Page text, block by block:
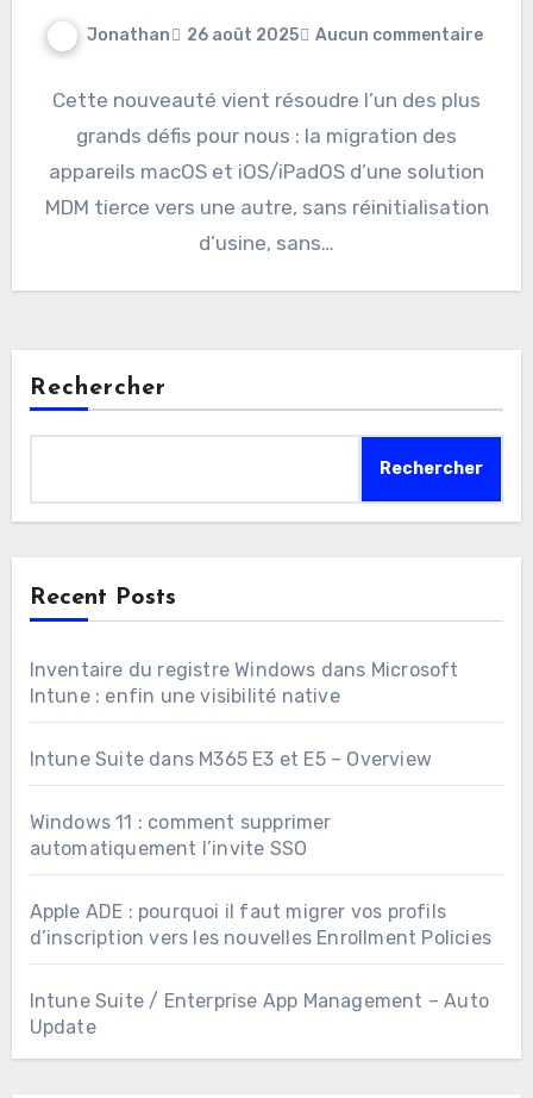
Jonathan 26 août 2025 Aucun commentaire
Cette nouveauté vient résoudre l’un des plus
grands défis pour nous : la migration des
appareils macOS et iOS/iPadOS d’une solution
MDM tierce vers une autre, sans réinitialisation
d’usine, sans…
Rechercher
Rechercher
Recent Posts
Inventaire du registre Windows dans Microsoft
Intune : enfin une visibilité native
Intune Suite dans M365 E3 et E5 – Overview
Windows 11 : comment supprimer
automatiquement l’invite SSO
Apple ADE : pourquoi il faut migrer vos profils
d’inscription vers les nouvelles Enrollment Policies
Intune Suite / Enterprise App Management – Auto
Update